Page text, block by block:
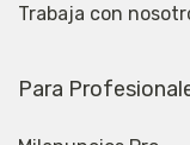
Trabaja con
Para